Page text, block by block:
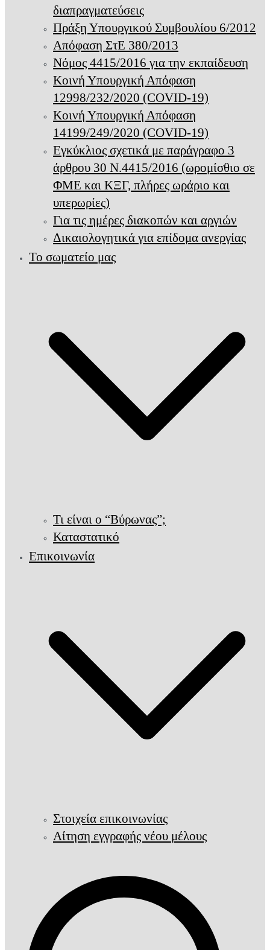
διαπραγματεύσεις
Πράξη Υπουργικού Συμβουλίου 6/2012
Απόφαση ΣτΕ 380/2013
Νόμος 4415/2016 για την εκπαίδευση
Κοινή Υπουργική Απόφαση
12998/232/2020 (COVID-19)
Κοινή Υπουργική Απόφαση
14199/249/2020 (COVID-19)
Εγκύκλιος σχετικά με παράγραφο 3
άρθρου 30 Ν.4415/2016 (ωρομίσθιο σε
ΦΜΕ και ΚΞΓ, πλήρες ωράριο και
υπερωρίες)
Για τις ημέρες διακοπών και αργιών
Δικαιολογητικά για επίδομα ανεργίας
Το σωματείο μας
Τι είναι ο “Βύρωνας”;
Καταστατικό
Επικοινωνία
Στοιχεία επικοινωνίας
Αίτηση εγγραφής νέου μέλους